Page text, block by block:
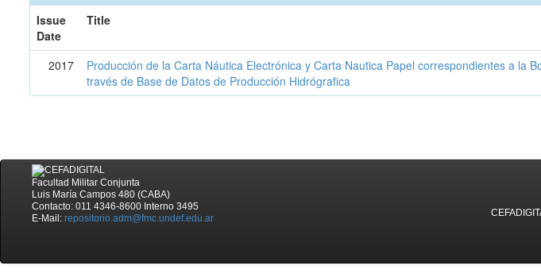
Issue
Date
Title
2017
Producción de la Carta Náutica Electrónica y Carta Nautica Papel correspondientes a la
través de Base de Datos de Producción Hidrógrafica
Facultad Militar Conjunta
Luis María Campos 480 (CABA)
Contacto: 011 4346-8600 Interno 3495
E-Mail: repositorio.adm@fmc.undef.edu.ar